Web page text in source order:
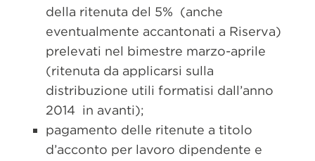
della ritenuta del 5% (anche
eventualmente accantonati a Riserva)
prelevati nel bimestre marzo-aprile
(ritenuta da applicarsi sulla
distribuzione utili formatisi dall’anno
2014 in avanti);
pagamento delle ritenute a titolo
d’acconto per lavoro dipendente e